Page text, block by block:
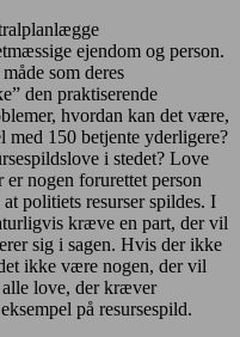
ejendom og person.
som deres
den praktiserende
hvordan kan det være,
med 150 betjente yderligere?
i stedet? Love
nogen forurettet person
politiets resurser spildes. I
kræve en part, der vil
sig i sagen. Hvis der ikke
ikke være nogen, der vil
alle love, der kræver
på resursespild.